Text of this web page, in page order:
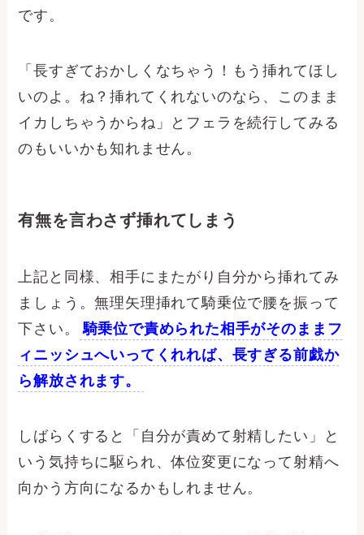
です。
「長すぎておかしくなちゃう！もう挿れてほし
いのよ。ね？挿れてくれないのなら、このまま
イカしちゃうからね 」とフェラを続行してみる
のもいいかも知れません。
有無を言わさず挿れてしまう
上記と同様、相手にまたがり自分から挿れてみ
ましょう。無理矢理挿れて騎乗位で腰を振って
下さい。
騎乗位で責められた相手がそのままフ
ィニッシュへいってくれれば、長すぎる前戯か
ら解放されます。
しばらくすると「自分が責めて射精したい」と
いう気持ちに駆られ、体位変更になって射精へ
向かう方向になるかもしれません。